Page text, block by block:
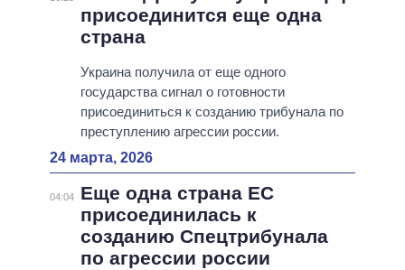
присоединится еще одна
страна
Украина получила от еще одного
государства сигнал о готовности
присоединиться к созданию трибунала по
преступлению агрессии россии.
24 марта, 2026
04:04
Еще одна страна ЕС
присоединилась к
созданию Спецтрибунала
по агрессии россии